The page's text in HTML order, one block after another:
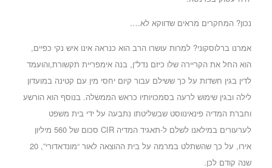
נכון? המחקרים מראים שדווקא לא….
אמרנו ברלוסקוני? למרות עושרו הרב הוא כנראה אינו איש נקי כפיים,
הוא החל את הקריירה שלו כיזם נדל”ן, בנה אימפריית תקשורת,והועמד
לדין בגין חשדות על כך ששילם עבור קיום יחסי מין עם קטינה במועדון
לילה ובגין שימוש לרעה בסמכויותיו כראש הממשלה. בנוסף הוא הורשע
וחברת המדיה פינאינווסט שבשליטתו נתבעה על ידי בית משפט
לערעורים במילאנו לשלם ל-תאגיד המדיה CIR סכום של 560 מיליון
אירו, על כך שהשתלט במרמה על בית ההוצאה לאור “מונדאדורי”, 20
שנה קודם לכן.